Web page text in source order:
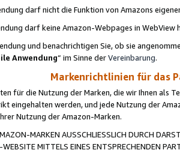
darf nicht die Funktion von Amazons
darf keine Amazon-Webpages in WebView
und benachrichtigen Sie, ob sie
Anwendung“ im Sinne derVereinbarung.
Markenrichtlinien für das
für die Nutzung der Marken, die wir Ihnen als
eingehalten werden, und jede Nutzung der
Nutzung der Amazon-Marken.
MARKEN AUSSCHLIESSLICH DURCH
MITTELS EINES ENTSPRECHENDEN